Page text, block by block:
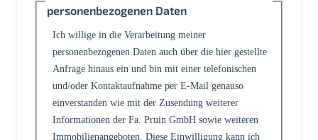
personenbezogenen Daten
Ich willige in die Verarbeitung meiner
personenbezogenen Daten auch über die hier gestellte
Anfrage hinaus ein und bin mit einer telefonischen
und/oder Kontaktaufnahme per E-Mail genauso
einverstanden wie mit der Zusendung weiterer
Informationen der Fa. Pruin GmbH sowie weiteren
Immobilienangeboten. Diese Einwilligung kann ich